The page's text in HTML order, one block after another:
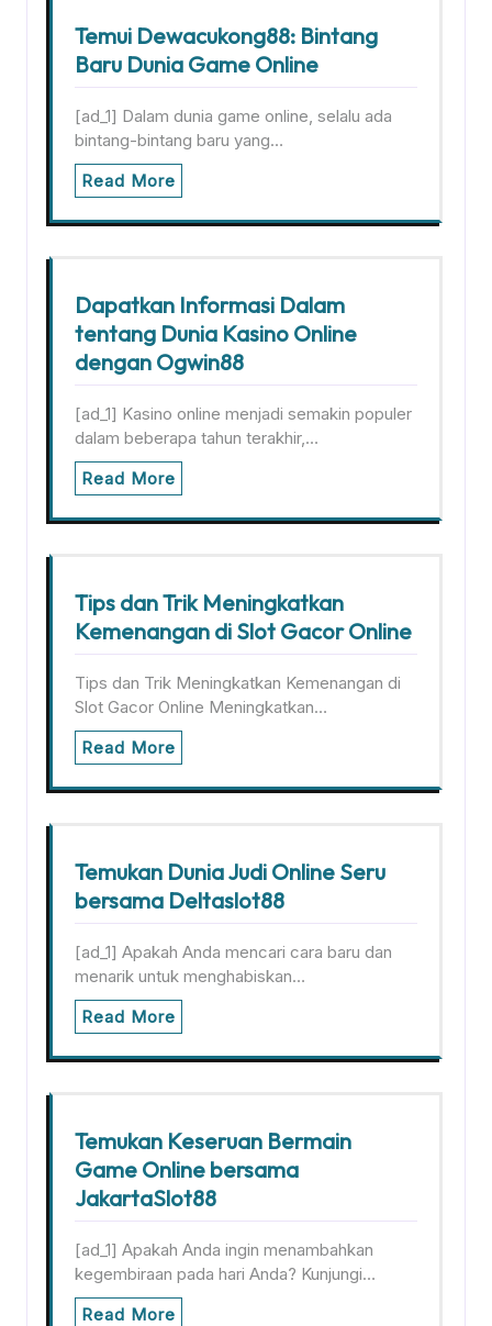
Temui Dewacukong88: Bintang
Baru Dunia Game Online
[ad_1] Dalam dunia game online, selalu ada
bintang-bintang baru yang…
Read More
Dapatkan Informasi Dalam
tentang Dunia Kasino Online
dengan Ogwin88
[ad_1] Kasino online menjadi semakin populer
dalam beberapa tahun terakhir,…
Read More
Tips dan Trik Meningkatkan
Kemenangan di Slot Gacor Online
Tips dan Trik Meningkatkan Kemenangan di
Slot Gacor Online Meningkatkan…
Read More
Temukan Dunia Judi Online Seru
bersama Deltaslot88
[ad_1] Apakah Anda mencari cara baru dan
menarik untuk menghabiskan…
Read More
Temukan Keseruan Bermain
Game Online bersama
JakartaSlot88
[ad_1] Apakah Anda ingin menambahkan
kegembiraan pada hari Anda? Kunjungi…
Read More